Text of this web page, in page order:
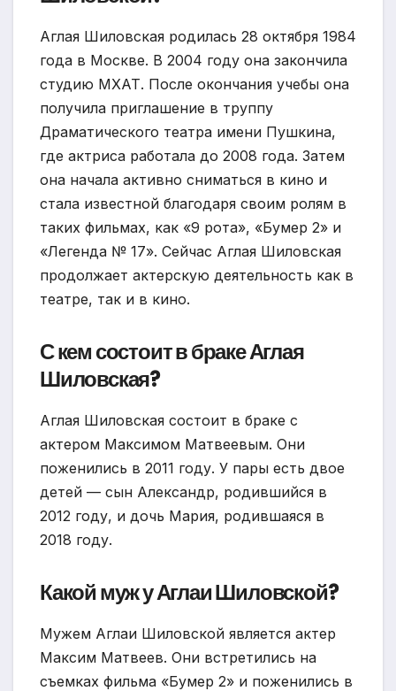
Аглая Шиловская родилась 28 октября 1984
года в Москве. В 2004 году она закончила
студию МХАТ. После окончания учебы она
получила приглашение в труппу
Драматического театра имени Пушкина,
где актриса работала до 2008 года. Затем
она начала активно сниматься в кино и
стала известной благодаря своим ролям в
таких фильмах, как «9 рота», «Бумер 2» и
«Легенда № 17». Сейчас Аглая Шиловская
продолжает актерскую деятельность как в
театре, так и в кино.
С кем состоит в браке Аглая
Шиловская?
Аглая Шиловская состоит в браке с
актером Максимом Матвеевым. Они
поженились в 2011 году. У пары есть двое
детей — сын Александр, родившийся в
2012 году, и дочь Мария, родившаяся в
2018 году.
Какой муж у Аглаи Шиловской?
Мужем Аглаи Шиловской является актер
Максим Матвеев. Они встретились на
съемках фильма «Бумер 2» и поженились в